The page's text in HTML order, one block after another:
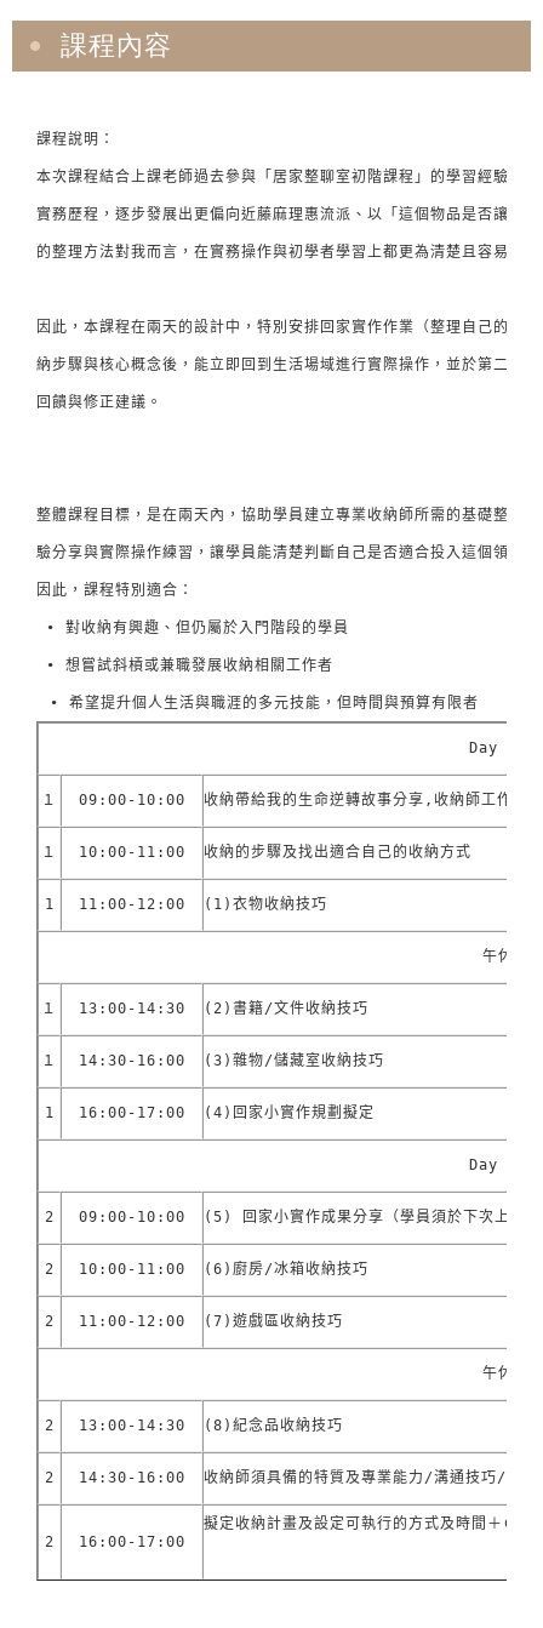
課程內容
課程說明：
本次課程結合上課老師過去參與「居家整聊室初階課程」的學習經驗，
實務歷程，逐步發展出更偏向近藤麻理惠流派、以「這個物品是否讓我
的整理方法對我而言，在實務操作與初學者學習上都更為清楚且容易上
因此，本課程在兩天的設計中，特別安排回家實作作業（整理自己的衣
納步驟與核心概念後，能立即回到生活場域進行實際操作，並於第二天
回饋與修正建議。
整體課程目標，是在兩天內，協助學員建立專業收納師所需的基礎整理
驗分享與實際操作練習，讓學員能清楚判斷自己是否適合投入這個領域。
因此，課程特別適合：
• 對收納有興趣、但仍屬於入門階段的學員
• 希望提升個人生活與職涯的多元技能，但時間與預算有限者
Day 01
１ 09:00-10:00 收納帶給我的生命逆轉故事分享,收納師工作會
１ 10:00-11:00 收納的步驟及找出適合自己的收納方式
1 11:00-12:00 (1)衣物收納技巧
午休
１ 13:00-14:30 (2)書籍/文件收納技巧
１ 14:30-16:00 (3)雜物/儲藏室收納技巧
1 16:00-17:00 (4)回家小實作規劃擬定
Day 02
2 09:00-10:00 (5) 回家小實作成果分享（學員須於下次上課
2 10:00-11:00 (6)廚房/冰箱收納技巧
2 11:00-12:00 (7)遊戲區收納技巧
午休
2 13:00-14:30 (8)紀念品收納技巧
2 14:30-16:00 收納師須具備的特質及專業能力/溝通技巧/如
2 16:00-17:00
擬定收納計畫及設定可執行的方式及時間＋ＱＡ